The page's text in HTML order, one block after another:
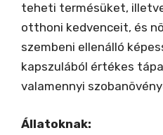
teheti termésüket,
otthoni kedvenceit, és
szembeni ellenálló
kapszulából értékes
valamennyi
Állatoknak: